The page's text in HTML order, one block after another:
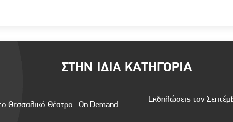
ΣΤΗΝ ΙΔΙΑ ΚΑΤΗΓΟΡΙΑ
Θεσσαλικό Θέατρο.. On Demand
Εκδηλώσεις τον